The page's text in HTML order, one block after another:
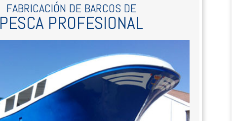
FABRICACIÓN DE BARCOS DE
PESCA PROFESIONAL